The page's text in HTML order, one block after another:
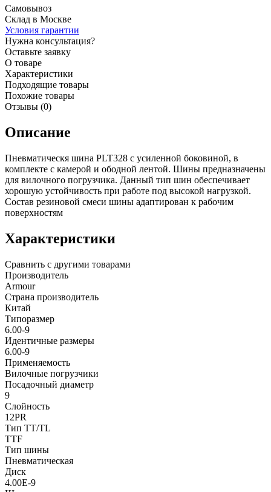
Самовывоз
Склад в Москве
Условия гарантии
Нужна консультация?
Оставьте заявку
О товаре
Характеристики
Подходящие товары
Похожие товары
Отзывы (0)
Описание
Пневматическя шина PLT328 с усиленной боковиной, в
комплекте с камерой и ободной лентой. Шины предназначены
для вилочного погрузчика. Данный тип шин обеспечивает
хорошую устойчивость при работе под высокой нагрузкой.
Состав резиновой смеси шины адаптирован к рабочим
поверхностям
Характеристики
Сравнить с другими товарами
Производитель
Armour
Страна производитель
Китай
Типоразмер
6.00-9
Идентичные размеры
6.00-9
Применяемость
Вилочные погрузчики
Посадочный диаметр
9
Слойность
12PR
Тип TT/TL
TTF
Тип шины
Пневматическая
Диск
4.00E-9